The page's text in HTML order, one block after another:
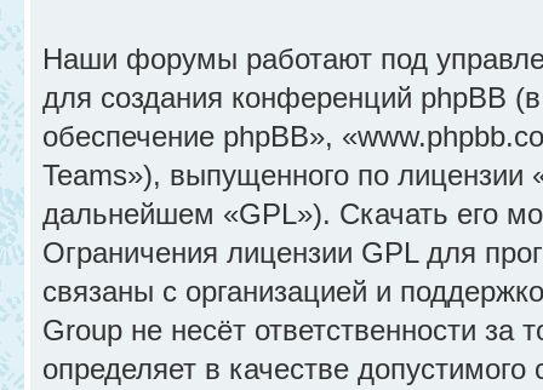
Наши форумы работают под
для создания конференций phpBB
обеспечение phpBB»,
Teams»), выпущенного по лицензии
дальнейшем «GPL»). Скачать его
Ограничения лицензии GPL для
связаны с организацией и
Group не несёт ответственности
определяет в качестве